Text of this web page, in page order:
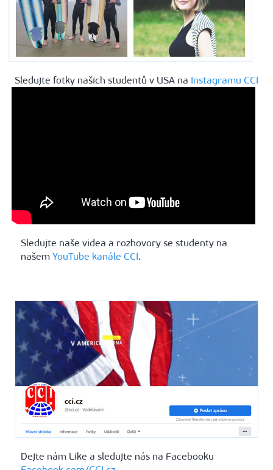
Sledujte fotky našich studentů v USA na Instagramu CCI
Sledujte naše videa a rozhovory se studenty na
našem YouTube kanále CCI.
Dejte nám Like a sledujte nás na Facebooku